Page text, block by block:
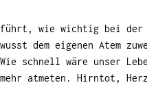
wie wichtig bei der
dem eigenen Atem
Wie schnell wäre unser
mehr atmeten. Hirntot,